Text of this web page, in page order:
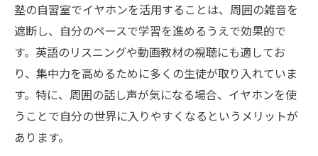
塾の自習室でイヤホンを活用することは、周囲の雑音を
遮断し、自分のペースで学習を進めるうえで効果的で
す。英語のリスニングや動画教材の視聴にも適してお
り、集中力を高めるために多くの生徒が取り入れていま
す。特に、周囲の話し声が気になる場合、イヤホンを使
うことで自分の世界に入りやすくなるというメリットが
あります。